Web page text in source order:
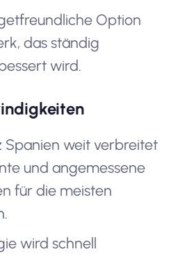
Option
das ständig
wird.
Spanien weit verbreitet
und angemessene
für die meisten
wird schnell